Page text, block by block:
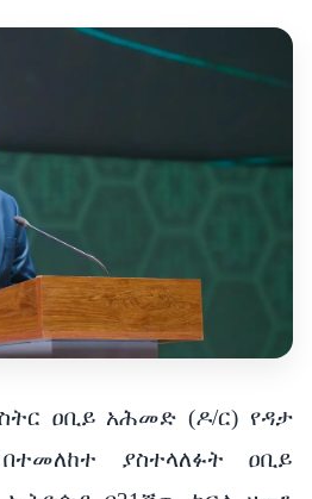
ዐቢይ አሕመድ (ዶ/ር) የዳታ
ያስተላለፉት
ዐቢይ